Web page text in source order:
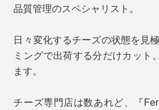
品質管理のスペシャリスト。
日々変化するチーズの状態を見
ミングで出荷する分だけカット
ます。
チーズ専門店は数あれど、『